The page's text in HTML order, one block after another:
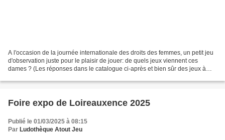
A l'occasion de la journée internationale des droits des femmes, un petit jeu
d'observation juste pour le plaisir de jouer: de quels jeux viennent ces
dames ? (Les réponses dans le catalogue ci-après et bien sûr des jeux à
Foire expo de Loireauxence 2025
Publié le 01/03/2025 à 08:15
Par Ludothèque Atout Jeu